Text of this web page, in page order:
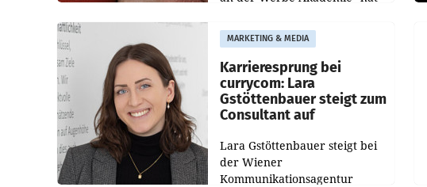
WIFI Wien eine neue
Imagekampagne gestartet.
MARKETING & MEDIA
Karrieresprung bei
currycom: Lara
Gstöttenbauer steigt zum
Consultant auf
Lara Gstöttenbauer steigt bei
der Wiener
Kommunikationsagentur